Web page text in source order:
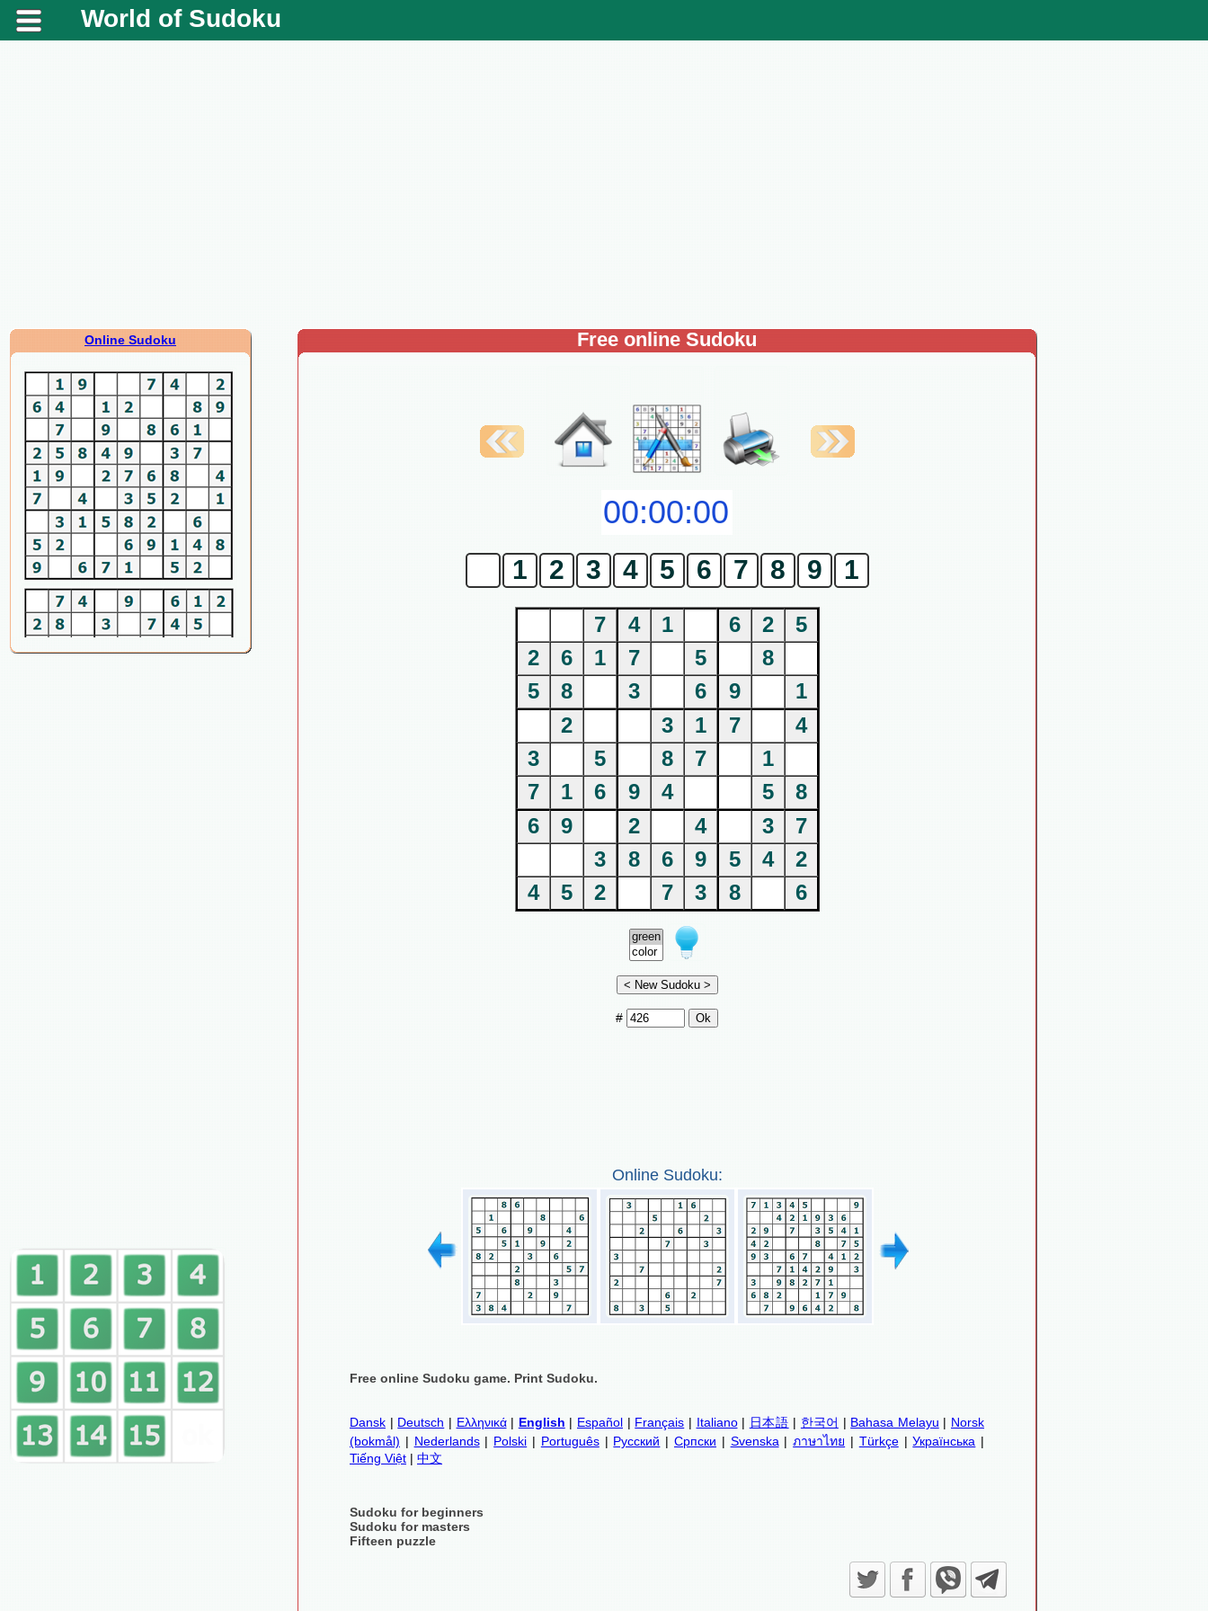
World of Sudoku
Online Sudoku Free online Sudoku
1 2 3 4 5 6 7 8 9 1
7 4 1 6 2
5
2
6 1 7 5
8
5
8 3 6 9
1
2
3 1 7
4
3
5 8 7
1
7
1 6 9 4 5
8
6
9 2 4 3
7
3
8 6 9 5 4
2
4
5 2 7 3 8 6
#
Online Sudoku:
Free online Sudoku game. Print Sudoku.
Dansk | Deutsch | Ελληνικά| English | Español | Français | Italiano| 日本語 | 한국어 | Bahasa Melayu | Norsk
(bokmål) | Nederlands| Polski | Português| Русский | Српски | Svenska |ภาษาไทย | Türkçe|Українська |
Tiếng Việt | 中文
Sudoku for beginners
Sudoku for masters
Fifteen puzzle